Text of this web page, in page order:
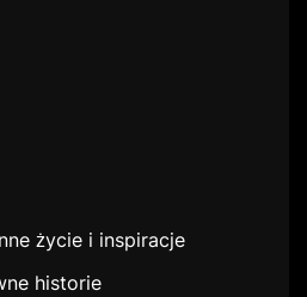
życie i inspiracje
historie